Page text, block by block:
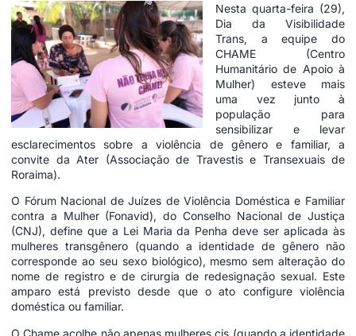
Nesta quarta-feira (29),
Dia da Visibilidade
Trans, a equipe do
CHAME (Centro
Humanitário de Apoio à
Mulher) esteve mais
uma vez junto à
população para
sensibilizar e levar
esclarecimentos sobre a violência de gênero e familiar, a
convite da Ater (Associação de Travestis e Transexuais de
Roraima).
O Fórum Nacional de Juízes de Violência Doméstica e Familiar
contra a Mulher (Fonavid), do Conselho Nacional de Justiça
(CNJ), define que a Lei Maria da Penha deve ser aplicada às
mulheres transgênero (quando a identidade de gênero não
corresponde ao seu sexo biológico), mesmo sem alteração do
nome de registro e de cirurgia de redesignação sexual. Este
amparo está previsto desde que o ato configure violência
doméstica ou familiar.
O Chame acolhe não apenas mulheres cis (quando a identidade